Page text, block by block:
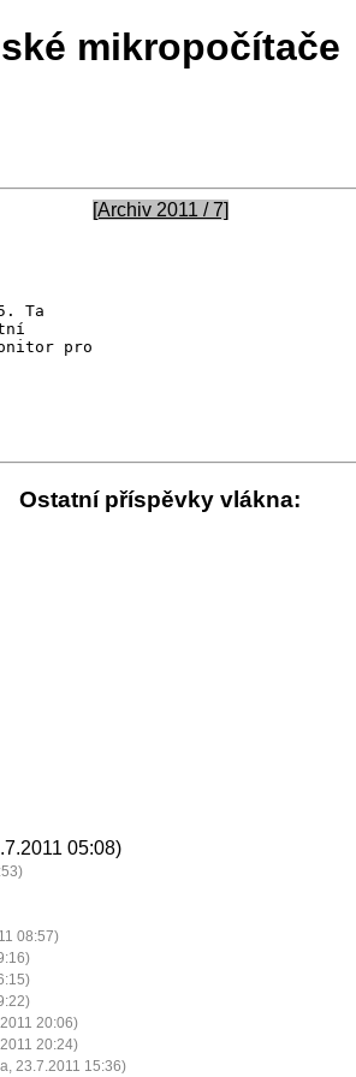
mikropočítače
[Archiv 2011 / 7]
Ta
pro
Ostatní příspěvky vlákna:
05:08)
08:57)
20:06)
20:24)
23.7.2011 15:36)